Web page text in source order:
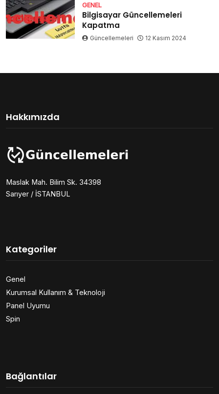
GENEL
Bilgisayar Güncellemeleri
Kapatma
Güncellemeleri 12 Kasım 2024
Hakkımızda
Maslak Mah. Bilim Sk. 34398
Sarıyer / İSTANBUL
Kategoriler
Genel
Kurumsal Kullanım & Teknoloji
Panel Uyumu
Spin
Bağlantılar